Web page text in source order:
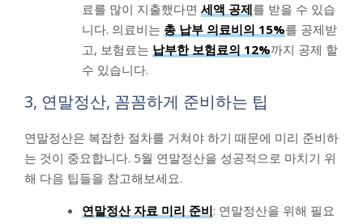
료를 많이 지출했다면 세액 공제를 받을 수 있습
니다. 의료비는 총 납부 의료비의 15%를 공제받
고, 보험료는 납부한 보험료의 12%까지 공제 할
수 있습니다.
3, 연말정산, 꼼꼼하게 준비하는 팁
연말정산은 복잡한 절차를 거쳐야 하기 때문에 미리 준비하
는 것이 중요합니다. 5월 연말정산을 성공적으로 마치기 위
해 다음 팁들을 참고해보세요.
연말정산 자료 미리 준비: 연말정산을 위해 필요